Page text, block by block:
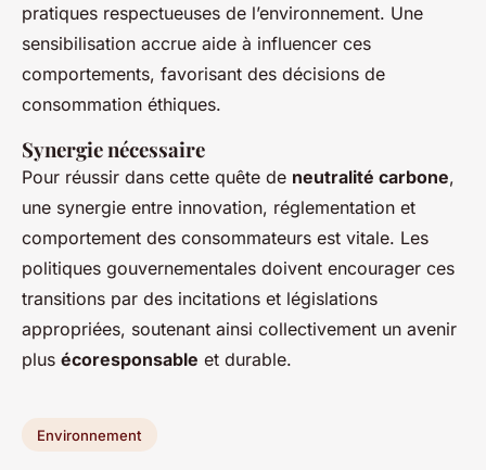
pratiques respectueuses de l’environnement. Une
sensibilisation accrue aide à influencer ces
comportements, favorisant des décisions de
consommation éthiques.
Synergie nécessaire
Pour réussir dans cette quête de neutralité carbone,
une synergie entre innovation, réglementation et
comportement des consommateurs est vitale. Les
politiques gouvernementales doivent encourager ces
transitions par des incitations et législations
appropriées, soutenant ainsi collectivement un avenir
plus écoresponsable et durable.
Environnement